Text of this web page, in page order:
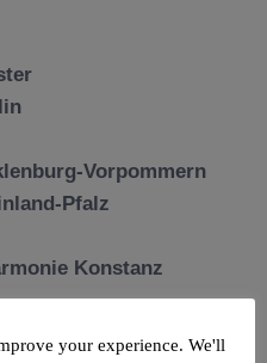
Vorpommern
Pfalz
Konstanz
your experience. We'll